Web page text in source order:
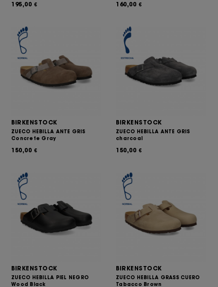
195,00 € 160,00 €
BIRKENSTOCK
ZUECO HEBILLA ANTE GRIS
Concrete Gray
150,00 €
BIRKENSTOCK
ZUECO HEBILLA ANTE GRIS
charcoal
150,00 €
BIRKENSTOCK
ZUECO HEBILLA PIEL NEGRO
Wood Black
BIRKENSTOCK
ZUECO HEBILLA GRASS CUERO
Tabacco Brown